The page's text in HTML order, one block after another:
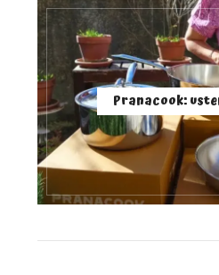
Pranacook: